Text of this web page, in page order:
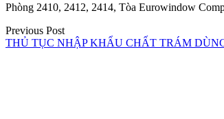
Phòng 2410, 2412, 2414, Tòa Eurowindow
Điều
hướng
Previous Post
THỦ TỤC NHẬP KHẨU CHẤT TRÁM